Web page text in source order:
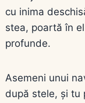
cu inima
stea, poartă în
profunde.
Asemeni unui
după stele, și tu